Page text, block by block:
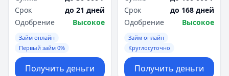
Срок
до 21 дней
Одобрение
Высокое
Займ онлайн
Первый займ 0%
Получить деньги
Срок
до 168 дней
Одобрение
Высокое
Займ онлайн
Круглосуточно
Получить деньги